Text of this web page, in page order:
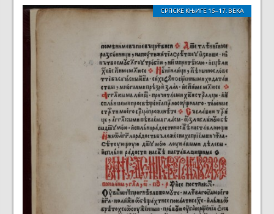
СРПСКЕ КЊИГЕ 15–17. ВЕКА